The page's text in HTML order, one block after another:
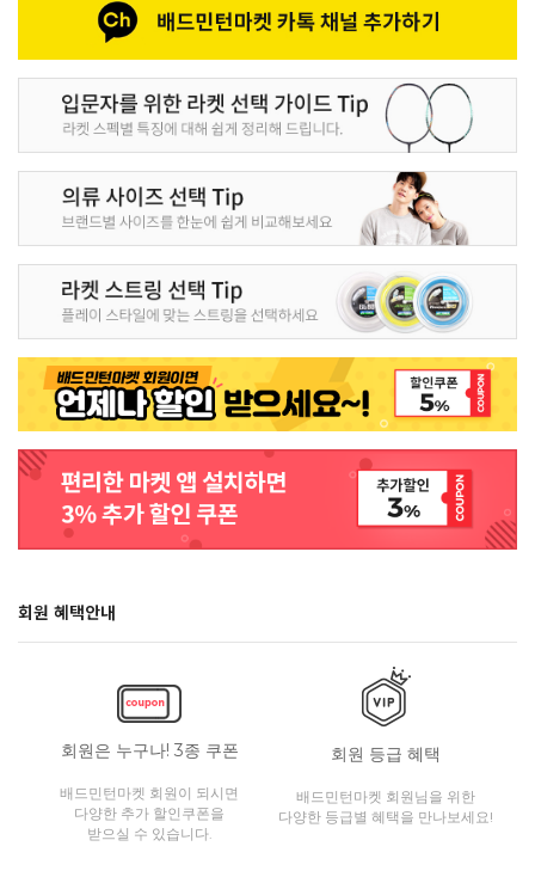
회원 혜택안내
회원은 누구나! 3종 쿠폰
배드민턴마켓 회원이 되시면
다양한 추가 할인쿠폰을
받으실 수 있습니다.
회원 등급 혜택
배드민턴마켓 회원님을 위한
다양한 등급별 혜택을 만나보세요!